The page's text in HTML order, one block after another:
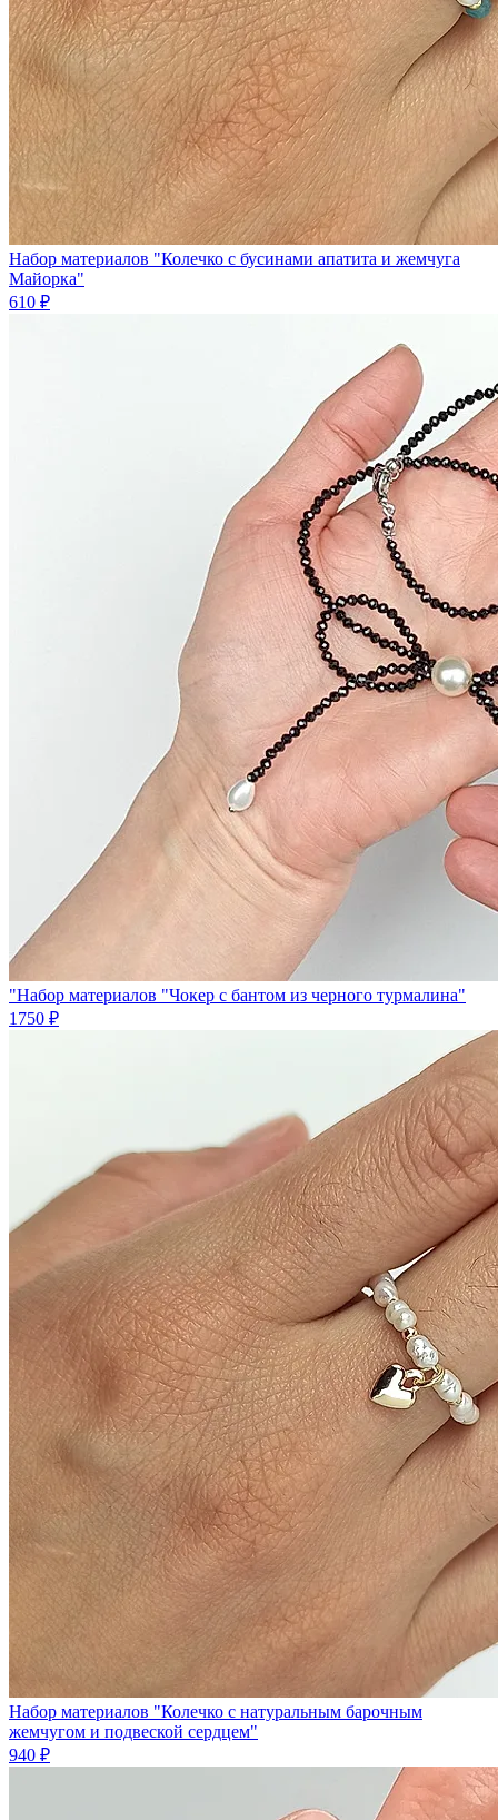
Набор материалов "Колечко с бусинами апатита и жемчуга
Майорка"
610 ₽
"Набор материалов "Чокер с бантом из черного турмалина"
1750 ₽
Набор материалов "Колечко с натуральным барочным
жемчугом и подвеской сердцем"
940 ₽